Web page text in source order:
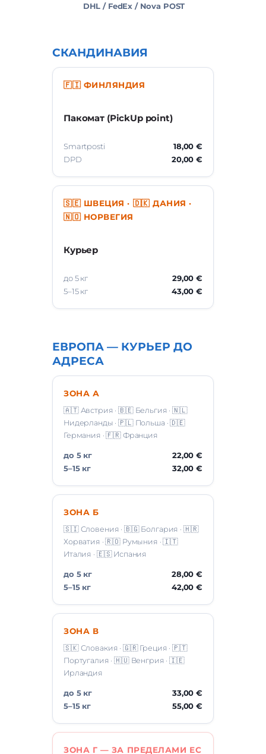
DHL / FedEx / Nova POST
СКАНДИНАВИЯ
🇫🇮 ФИНЛЯНДИЯ
Пакомат (PickUp point)
Smartposti
18,00 €
DPD
20,00 €
🇸🇪 ШВЕЦИЯ · 🇩🇰 ДАНИЯ ·
🇳🇴 НОРВЕГИЯ
Курьер
до 5 кг
29,00 €
5–15 кг
43,00 €
ЕВРОПА — КУРЬЕР ДО
АДРЕСА
ЗОНА А
🇦🇹 Австрия · 🇧🇪 Бельгия · 🇳🇱
Нидерланды · 🇵🇱 Польша · 🇩🇪
Германия · 🇫🇷 Франция
до 5 кг
22,00 €
5–15 кг
32,00 €
ЗОНА Б
🇸🇮 Словения · 🇧🇬 Болгария · 🇭🇷
Хорватия · 🇷🇴 Румыния · 🇮🇹
Италия · 🇪🇸 Испания
до 5 кг
28,00 €
5–15 кг
42,00 €
ЗОНА В
🇸🇰 Словакия · 🇬🇷 Греция · 🇵🇹
Португалия · 🇭🇺 Венгрия · 🇮🇪
Ирландия
до 5 кг
33,00 €
5–15 кг
55,00 €
ЗОНА Г — ЗА ПРЕДЕЛАМИ ЕС